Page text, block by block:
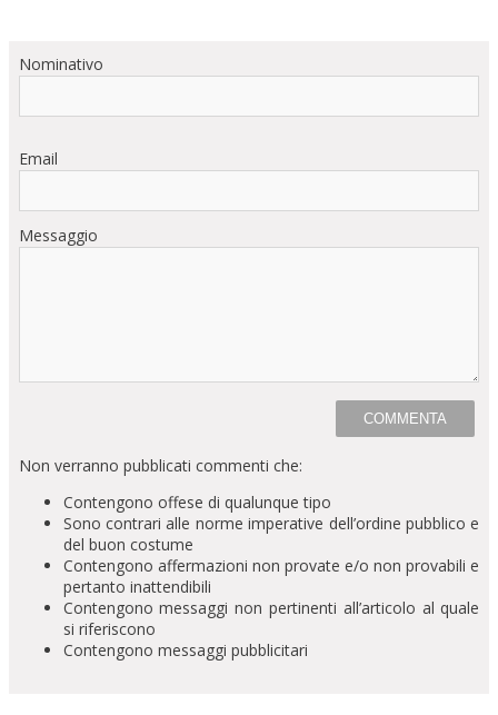
Nominativo
Email
Messaggio
Non verranno pubblicati commenti che:
Contengono offese di qualunque tipo
Sono contrari alle norme imperative dell’ordine pubblico e
del buon costume
Contengono affermazioni non provate e/o non provabili e
pertanto inattendibili
Contengono messaggi non pertinenti all’articolo al quale
si riferiscono
Contengono messaggi pubblicitari